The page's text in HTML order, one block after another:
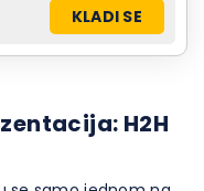
KLADI SE
H2H